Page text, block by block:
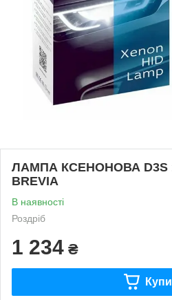
ЛАМПА КСЕНОНОВА D3S
BREVIA
В наявності
Роздріб
1 234 ₴